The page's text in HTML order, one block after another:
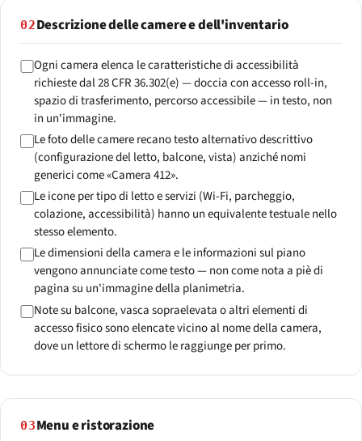
02Descrizione delle camere e dell'inventario
Ogni camera elenca le caratteristiche di accessibilità
richieste dal 28 CFR 36.302(e) — doccia con accesso roll-in,
spazio di trasferimento, percorso accessibile — in testo, non
in un'immagine.
Le foto delle camere recano testo alternativo descrittivo
(configurazione del letto, balcone, vista) anziché nomi
generici come «Camera 412».
Le icone per tipo di letto e servizi (Wi-Fi, parcheggio,
colazione, accessibilità) hanno un equivalente testuale nello
stesso elemento.
Le dimensioni della camera e le informazioni sul piano
vengono annunciate come testo — non come nota a piè di
pagina su un'immagine della planimetria.
Note su balcone, vasca sopraelevata o altri elementi di
accesso fisico sono elencate vicino al nome della camera,
dove un lettore di schermo le raggiunge per primo.
03Menu e ristorazione